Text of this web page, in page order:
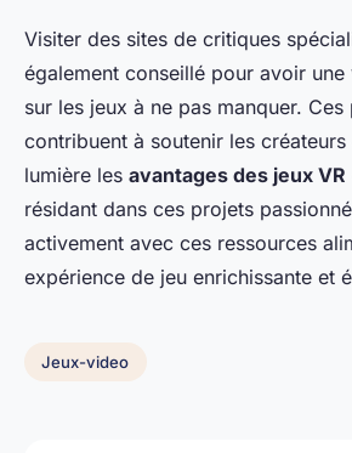
Visiter des sites de critiques
également conseillé pour avoir une
sur les jeux à ne pas manquer.
contribuent à soutenir les créateurs
lumière les avantages des jeux VR
résidant dans ces projets
activement avec ces ressources
expérience de jeu enrichissante et
Jeux-video